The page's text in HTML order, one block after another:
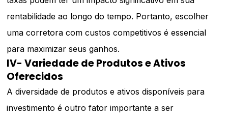
rentabilidade ao longo do tempo. Portanto, escolher
uma corretora com custos competitivos é essencial
para maximizar seus ganhos.
IV- Variedade de Produtos e Ativos
Oferecidos
A diversidade de produtos e ativos disponíveis para
investimento é outro fator importante a ser